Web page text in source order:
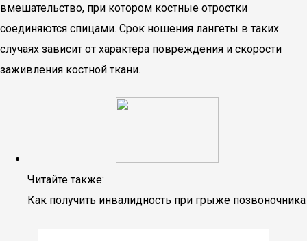
вмешательство, при котором костные отростки
соединяются спицами. Срок ношения лангеты в таких
случаях зависит от характера повреждения и скорости
заживления костной ткани.
Читайте также:
Как получить инвалидность при грыже позвоночника